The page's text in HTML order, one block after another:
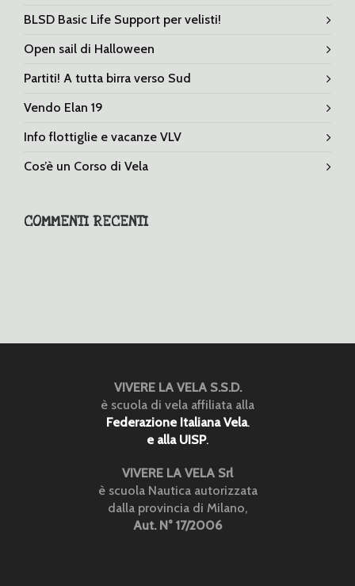
BLSD Basic Life Support per velisti!
Open sail di Halloween
Partiti! A tutta birra verso Sud
Vendo Elan 19
Info flottiglie e vacanze VLV
Cos’è un Corso di Vela
COMMENTI RECENTI
VIVERE LA VELA S.S.D.
è scuola di vela affiliata alla
Federazione Italiana Vela.
e alla UISP.
VIVERE LA VELA Srl
è scuola Nautica autorizzata
dalla provincia di Milano,
Aut. N° 17/2006